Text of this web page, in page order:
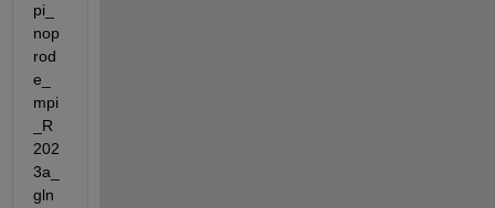
pi_
nop
rod
e_
mpi
_R
202
3a_
gln